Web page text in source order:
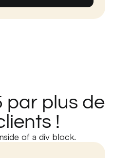
par plus de
!
of a div block.